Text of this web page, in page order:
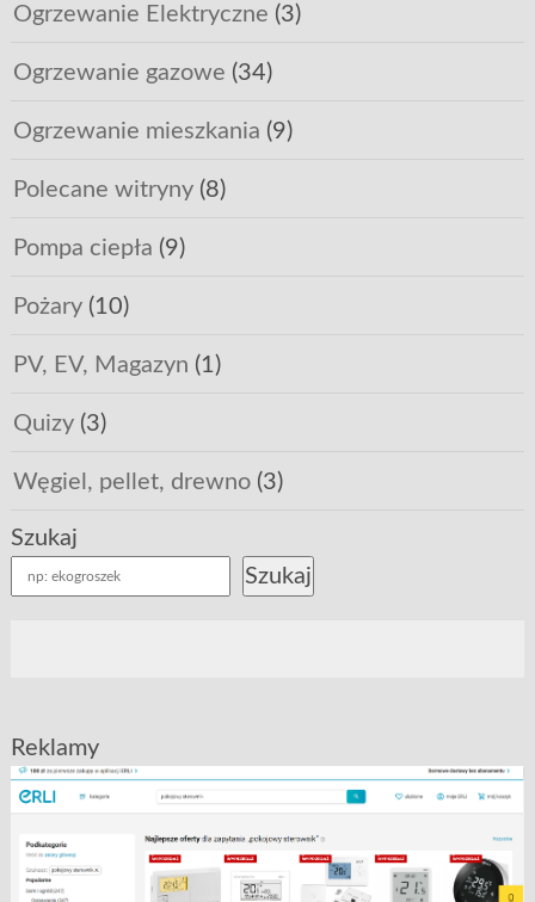
Ogrzewanie Elektryczne (3)
Ogrzewanie gazowe (34)
Ogrzewanie mieszkania (9)
Polecane witryny(8)
Pompa ciepła (9)
Pożary(10)
PV, EV, Magazyn (1)
Quizy(3)
Węgiel, pellet, drewno(3)
Szukaj
Szukaj
Reklamy